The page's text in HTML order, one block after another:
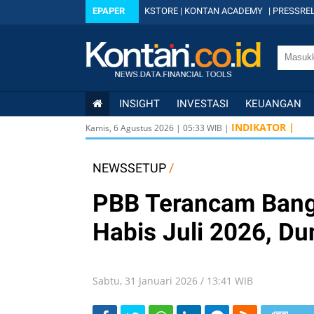
EPAPER KSTORE | KONTAN ACADEMY |
INSIGHT INVESTASI KEUANGAN
Kamis, 6 Agustus 2026 | 05:33 WIB | INDIKATOR |
NEWSSETUP /
PBB Terancam
Habis Juli 2026,
Sabtu, 31 Januari 2026 / 13:41 WIB